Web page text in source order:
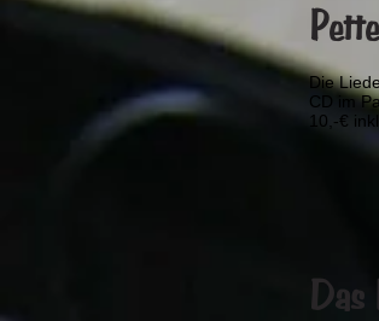
Die
CD im
10,-€
Das